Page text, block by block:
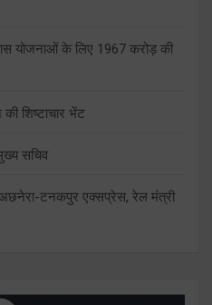
योजनाओं के लिए 1967 करोड़ की
शिष्टाचार भेंट
सचिव
टनकपुर एक्सप्रेस, रेल मंत्री